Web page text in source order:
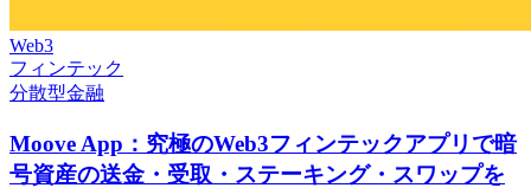
Web3
フィンテック
分散型金融
Moove App：究極のWeb3フィンテックアプリで暗
号資産の送金・受取・ステーキング・スワップを